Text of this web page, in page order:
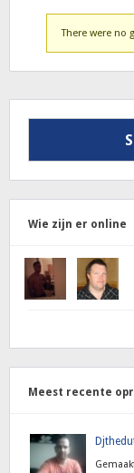
There were no
Wie zijn er online
Meest recente